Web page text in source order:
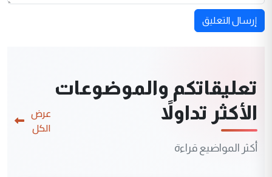
إرسال التعليق
تعليقاتكم والموضوعات
الأكثر تداولاً
أكثر المواضيع قراءة
عرض
الكل